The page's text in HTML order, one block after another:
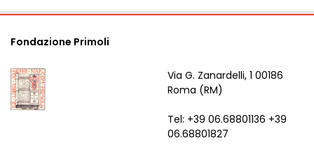
Fondazione Primoli
Via G. Zanardelli, 1 00186
Roma (RM)
Tel: +39 06.68801136 +39
06.68801827